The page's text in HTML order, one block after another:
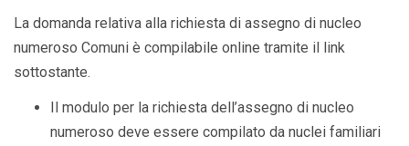
La domanda relativa alla richiesta di assegno di nucleo
numeroso Comuni è compilabile online tramite il link
sottostante.
Il modulo per la richiesta dell’assegno di nucleo
numeroso deve essere compilato da nuclei familiari